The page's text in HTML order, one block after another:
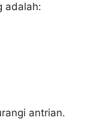
adalah:
antrian.